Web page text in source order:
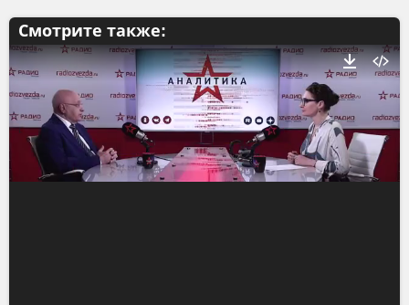
Смотрите также: